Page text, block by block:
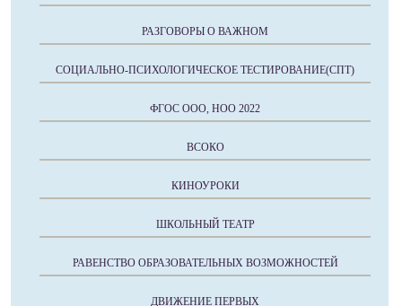
РАЗГОВОРЫ О ВАЖНОМ
СОЦИАЛЬНО-ПСИХОЛОГИЧЕСКОЕ ТЕСТИРОВАНИЕ(СПТ)
ФГОС ООО, НОО 2022
ВСОКО
КИНОУРОКИ
ШКОЛЬНЫЙ ТЕАТР
РАВЕНСТВО ОБРАЗОВАТЕЛЬНЫХ ВОЗМОЖНОСТЕЙ
ДВИЖЕНИЕ ПЕРВЫХ